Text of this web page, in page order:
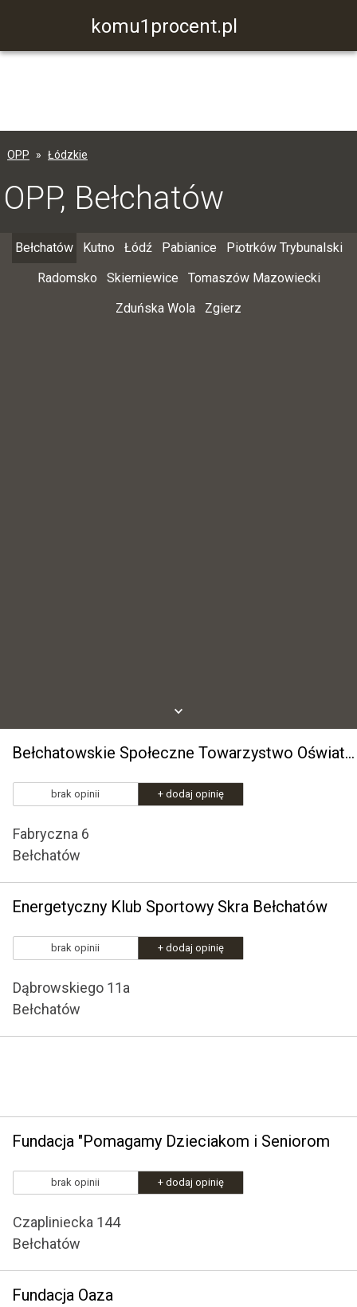
komu1procent.pl
OPP Łódzkie
OPP, Bełchatów
Bełchatów Kutno Łódź Pabianice
Piotrków Trybunalski
Radomsko
Skierniewice
Tomaszów Mazowiecki
Zduńska Wola
Zgierz
Bełchatowskie Społeczne Towarzystwo Oświatowe w Bełchatowie
brak opinii + dodaj opinię
Fabryczna 6
Bełchatów
Energetyczny Klub Sportowy Skra Bełchatów
brak opinii + dodaj opinię
Dąbrowskiego 11a
Bełchatów
Fundacja "Pomagamy Dzieciakom i Seniorom
brak opinii + dodaj opinię
Czapliniecka 144
Bełchatów
Fundacja Oaza